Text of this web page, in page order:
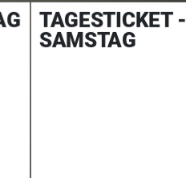
TAGESTICKET -
SAMSTAG